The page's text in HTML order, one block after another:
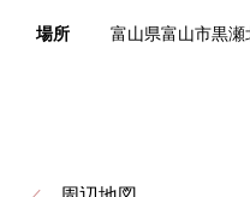
場所 富山県富山市黒